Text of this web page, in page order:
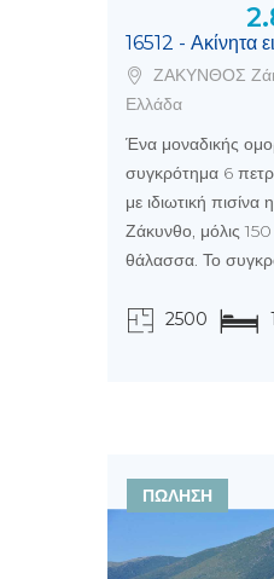
16512 - Ακίνητα
ΖΑΚΥΝΘΟΣ
Ελλάδα
Ένα μοναδικής
συγκρότημα 6
με ιδιωτική πισίνα
Ζάκυνθο, μόλις
θάλασσα. Το
2500
ΠΩΛΗΣΗ